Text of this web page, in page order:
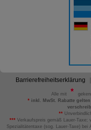
Barrierefreiheitserklärung
Alle mit
*inkl. MwSt. Rabatte
**
*** Verkaufspreis gemäß Lauer-Taxe;
Spezialitätentaxe (sog. Lauer-Taxe)